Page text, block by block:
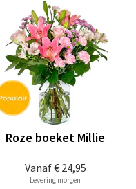
Vanaf€ 24,95
Roze boeket Millie
Levering morgen